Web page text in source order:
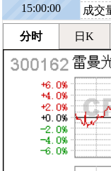
15:00:00
成交
分时 日K